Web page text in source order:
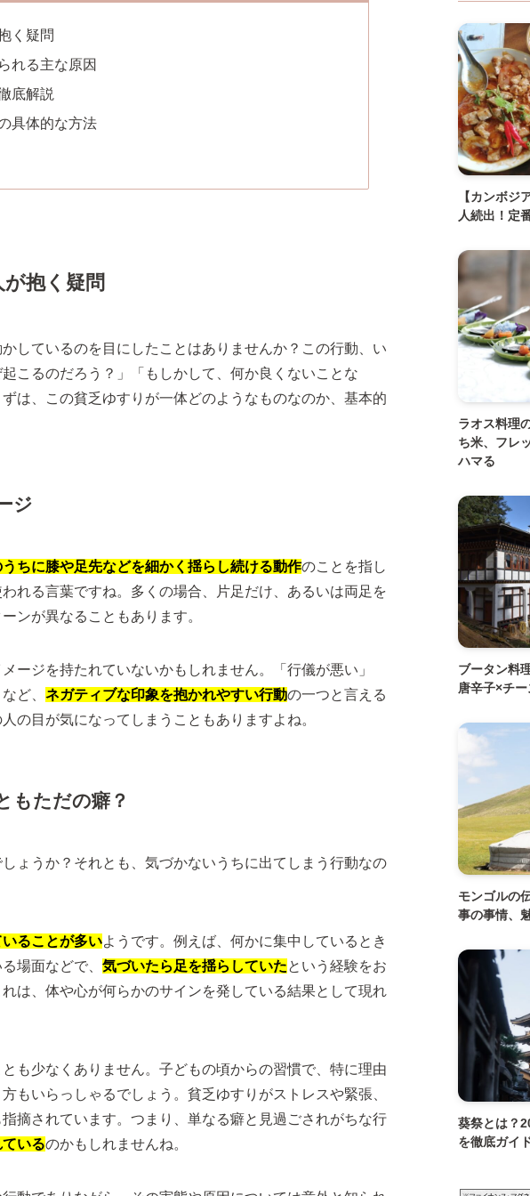
く疑問
れる主な原因
底解説
具体的な方法
抱く疑問
しているのを目にしたことはありませんか？この行動、い
こるのだろう？」「もしかして、何か良くないことな
は、この貧乏ゆすりが一体どのようなものなのか、基本的
ジ
ちに膝や足先などを細かく揺らし続ける動作のことを指し
れる言葉ですね。多くの場合、片足だけ、あるいは両足を
ンが異なることもあります。
ージを持たれていないかもしれません。「行儀が悪い」
ど、 ネガティブな印象を抱かれやすい行動の一つと言える
の目が気になってしまうこともありますよね。
もただの癖？
ょうか？それとも、気づかないうちに出てしまう行動なの
ることが多いようです。例えば、何かに集中しているとき
場面などで、 気づいたら足を揺らしていたという経験をお
は、体や心が何らかのサインを発している結果として現れ
も少なくありません。子どもの頃からの習慣で、特に理由
もいらっしゃるでしょう。貧乏ゆすりがストレスや緊張、
摘されています。つまり、単なる癖と見過ごされがちな行
いるのかもしれませんね。
【カンボジ
人続出！定
ラオス料理
ち米、フレ
ハマる
ブータン料
唐辛子×チ
モンゴルの
事の事情、
葵祭とは？
を徹底ガイ